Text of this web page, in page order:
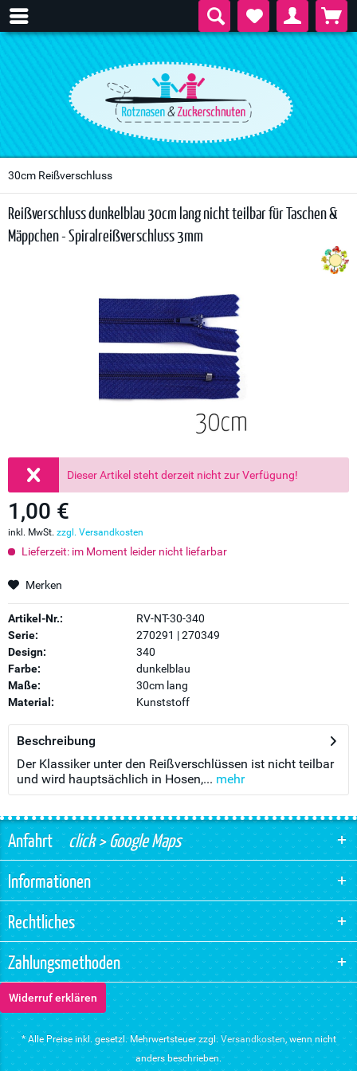
30cm Reißverschluss
Reißverschluss dunkelblau 30cm lang nicht teilbar für Taschen &
Mäppchen - Spiralreißverschluss 3mm
Dieser Artikel steht derzeit nicht zur Verfügung!
1,00 €
inkl. MwSt. zzgl. Versandkosten
Lieferzeit: im Moment leider nicht liefarbar
Merken
Artikel-Nr.:
RV-NT-30-340
Serie:
270291 | 270349
Design:
340
Farbe:
dunkelblau
Maße:
30cm lang
Material:
Kunststoff
Beschreibung
Der Klassiker unter den Reißverschlüssen ist nicht teilbar
und wird hauptsächlich in Hosen,... mehr
Anfahrtclick > Google Maps
Informationen
Rechtliches
Zahlungsmethoden
Widerruf erklären
* Alle Preise inkl. gesetzl. Mehrwertsteuer zzgl. Versandkosten, wenn nicht
anders beschrieben.